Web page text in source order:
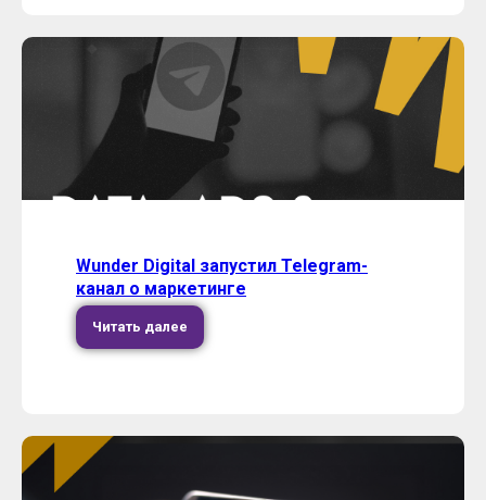
Wunder Digital запустил Telegram-
канал о маркетинге
Читать далее